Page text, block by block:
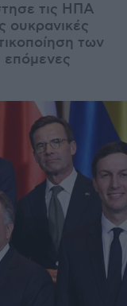
τις ΗΠΑ
ουκρανικές
των
επόμενες